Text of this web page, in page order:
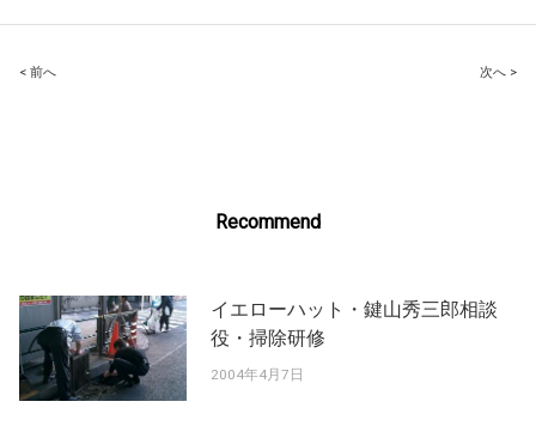
Post
< 前へ 次へ >
Recommend
イエローハット・鍵山秀三郎相談
役・掃除研修
2004年4月7日